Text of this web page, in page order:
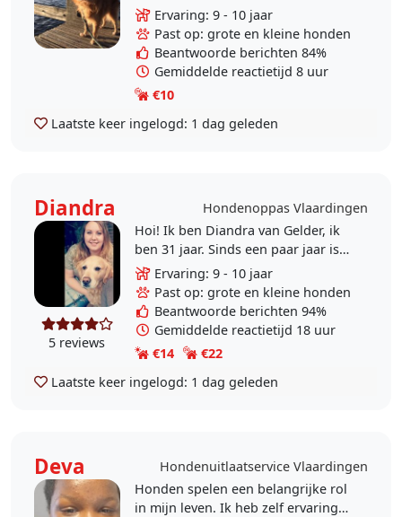
weer op een hond passen. Hier heb
ik al een paar jaar ervaring mee. Ik
heb..
Ervaring: 9 - 10 jaar
Past op: grote en kleine honden
Beantwoorde berichten 84%
Gemiddelde reactietijd 8 uur
€10
Laatste keer ingelogd: 1 dag geleden
Diandra Hondenoppas Vlaardingen
5 reviews
Hoi! Ik ben Diandra van Gelder, ik
ben 31 jaar. Sinds een paar jaar is
mijn eigen hond overleden en mis
ik een hond(je) om mij heen.
Hierdoor doe ik..
Ervaring: 9 - 10 jaar
Past op: grote en kleine honden
Beantwoorde berichten 94%
Gemiddelde reactietijd 18 uur
€14
€22
Laatste keer ingelogd: 1 dag geleden
Deva
Hondenuitlaatservice Vlaardingen
Honden spelen een belangrijke rol
in mijn leven. Ik heb zelf ervaring